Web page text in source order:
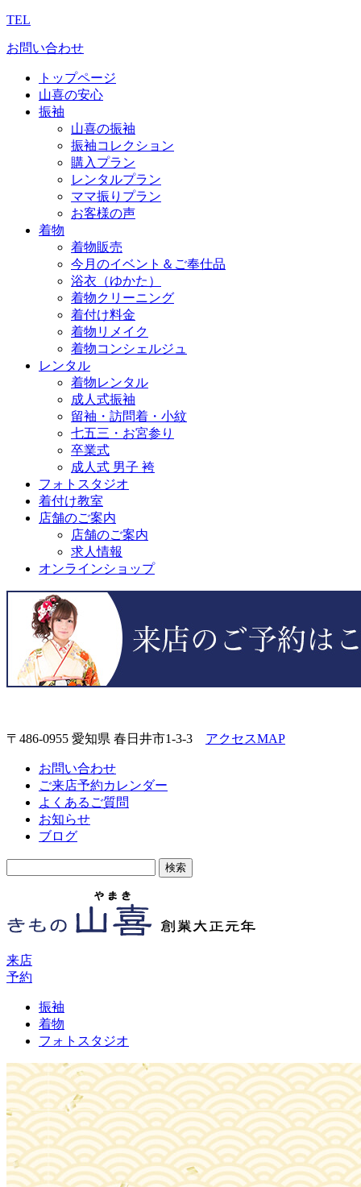
TEL
お問い合わせ
トップページ
山喜の安心
振袖
山喜の振袖
振袖コレクション
購入プラン
レンタルプラン
ママ振りプラン
お客様の声
着物
着物販売
今月のイベント＆ご奉仕品
浴衣（ゆかた）
着物クリーニング
着付け料金
着物リメイク
着物コンシェルジュ
レンタル
着物レンタル
成人式振袖
留袖・訪問着・小紋
七五三・お宮参り
卒業式
成人式 男子 袴
フォトスタジオ
着付け教室
店舗のご案内
店舗のご案内
求人情報
オンラインショップ
〒486-0955 愛知県 春日井市1-3-3 アクセスMAP
お問い合わせ
ご来店予約カレンダー
よくあるご質問
お知らせ
ブログ
来店
予約
振袖
着物
フォトスタジオ